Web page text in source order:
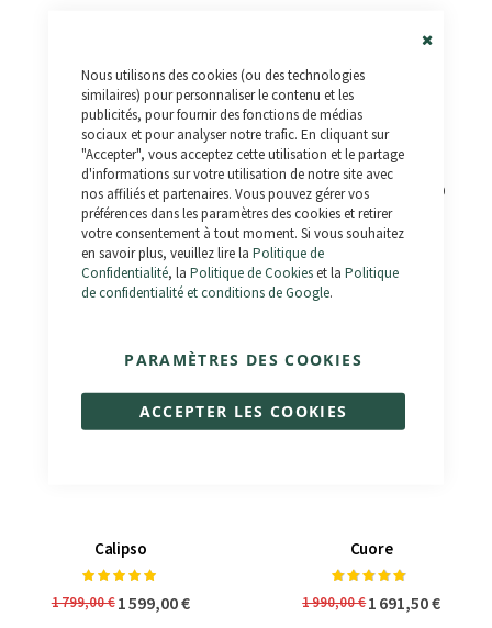
Nous utilisons des cookies (ou des technologies
similaires) pour personnaliser le contenu et les
publicités, pour fournir des fonctions de médias
sociaux et pour analyser notre trafic. En cliquant sur
"Accepter", vous acceptez cette utilisation et le partage
d'informations sur votre utilisation de notre site avec
nos affiliés et partenaires. Vous pouvez gérer vos
préférences dans les paramètres des cookies et retirer
votre consentement à tout moment. Si vous souhaitez
en savoir plus, veuillez lire la Politique de
Confidentialité, la Politique de Cookieset la Politique
de confidentialité et conditions de Google.
ACCEPTER LES COOKIES
PARAMÈTRES DES COOKIES
Outlaw
Notation:
98%
1 990,00 € 1 390,00 €
Bonneville 3.0 - Km 0
Notation:
100%
1 990,00 €1 833,00 €
Calipso
Notation:
1 799,00 €1 599,00 €
Cuore
Notation:
1 990,00 €1 691,50 €